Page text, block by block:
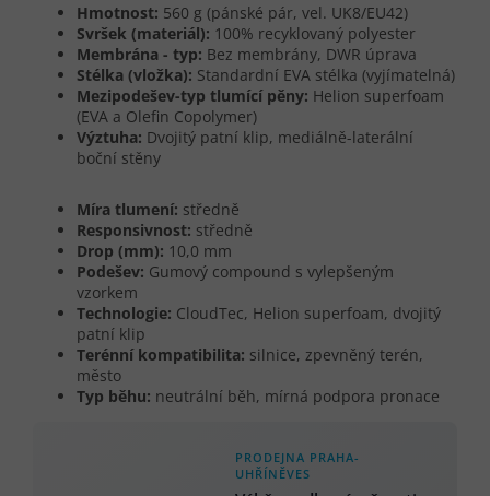
Hmotnost: 560 g (pánské pár, vel. UK8/EU42)
Svršek (materiál): 100% recyklovaný polyester
Membrána - typ: Bez membrány, DWR úprava
Stélka (vložka): Standardní EVA stélka (vyjímatelná)
Mezipodešev-typ tlumící pěny: Helion superfoam
(EVA a Olefin Copolymer)
Výztuha: Dvojitý patní klip, mediálně-laterální
boční stěny
Míra tlumení: středně
Responsivnost: středně
Drop (mm): 10,0 mm
Podešev: Gumový compound s vylepšeným
vzorkem
Technologie: CloudTec, Helion superfoam, dvojitý
patní klip
Terénní kompatibilita: silnice, zpevněný terén,
město
Typ běhu: neutrální běh, mírná podpora pronace
PRODEJNA PRAHA-
UHŘÍNĚVES